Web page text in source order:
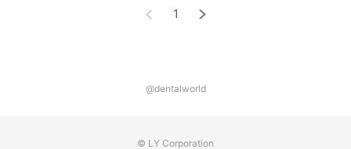
of Michigan School of Dentistry, Ann Arbor,
Michigan, USA •Diplomate, the American Board of
Doctor of Dental Surgery (DDS.) - Master of
1
@dentalworld
© LY Corporation